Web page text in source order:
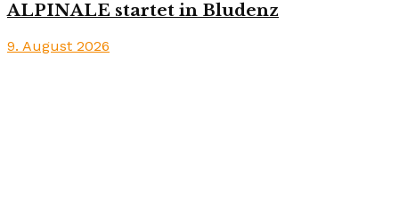
ALPINALE startet in Bludenz
9. August 2026